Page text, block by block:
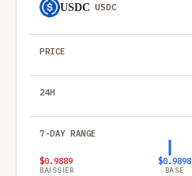
USDC USDC
$0.9889
BAISSIER
$0.9898
BASE